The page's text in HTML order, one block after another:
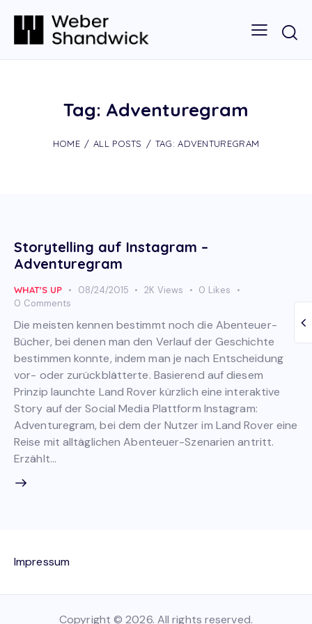
Tag: Adventuregram
HOME ALL POSTS TAG: ADVENTUREGRAM
Storytelling auf Instagram –
Adventuregram
WHAT'S UP 08/24/2015 2K Views 0 Likes
0 Comments
Die meisten kennen bestimmt noch die Abenteuer-
Bücher, bei denen man den Verlauf der Geschichte
bestimmen konnte, indem man je nach Entscheidung
vor- oder zurückblätterte. Basierend auf diesem
Prinzip launchte Land Rover kürzlich eine interaktive
Story auf der Social Media Plattform Instagram:
Adventuregram, bei dem der Nutzer im Land Rover eine
Reise mit alltäglichen Abenteuer-Szenarien antritt.
Erzählt…
Impressum
Copyright © 2026. All rights reserved.